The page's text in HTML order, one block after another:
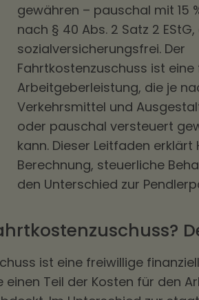
gewähren – pauschal mit 15
nach § 40 Abs. 2 Satz 2
sozialversicherungsfrei. Der
Fahrtkostenzuschuss ist eine
Arbeitgeberleistung, die je
Verkehrsmittel und
oder pauschal versteuert
kann. Dieser Leitfaden erklärt
Berechnung, steuerliche
den Unterschied zur
ist eine freiwillige
einen Teil der Kosten für den